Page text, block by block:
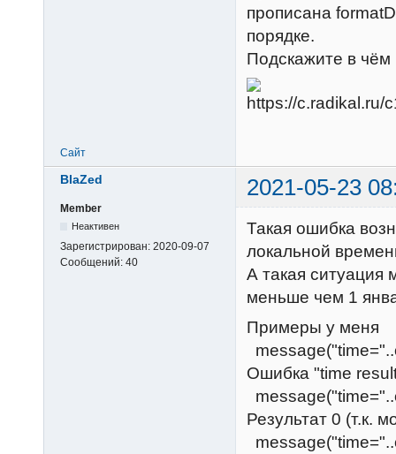
прописана
порядке.
Подскажите в чём
Сайт
BlaZed 2021-05-23
Member
Неактивен
Зарегистрирован: 2020-09-07
Сообщений: 40
Такая ошибка
локальной
А такая ситуация
меньше чем 1
Примеры у меня
Ошибка "time
Результат 0 (т.к.